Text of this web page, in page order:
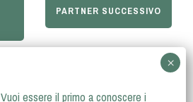
PARTNER SUCCESSIVO
Vuoi essere il primo a conoscere i